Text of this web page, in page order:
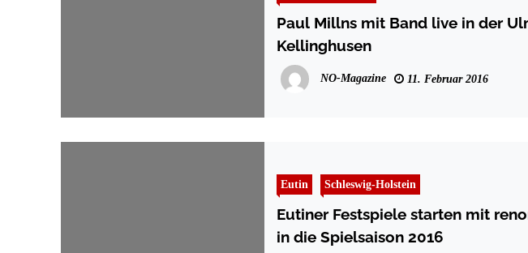
Paul Millns mit Band live in der
Kellinghusen
NO-Magazine 11. Februar 2016
Eutin Schleswig-Holstein
Eutiner Festspiele starten mit
in die Spielsaison 2016